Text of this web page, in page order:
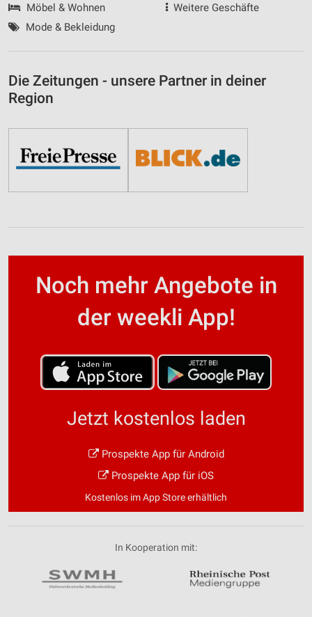
Möbel & Wohnen
Mode & Bekleidung
Weitere Geschäfte
Die Zeitungen - unsere Partner in deiner
Region
Noch mehr Angebote in
der weekli App!
Jetzt kostenlos laden
Prospekte App für Android
Prospekte App für iOS
Kostenlos im App Store erhältlich
In Kooperation mit: